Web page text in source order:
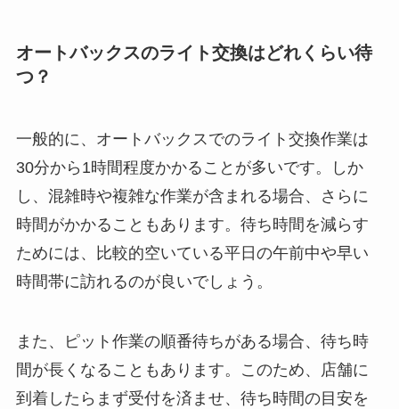
オートバックスのライト交換はどれくらい待
つ？
一般的に、オートバックスでのライト交換作業は
30分から1時間程度かかることが多いです。しか
し、混雑時や複雑な作業が含まれる場合、さらに
時間がかかることもあります。待ち時間を減らす
ためには、比較的空いている平日の午前中や早い
時間帯に訪れるのが良いでしょう。
また、ピット作業の順番待ちがある場合、待ち時
間が長くなることもあります。このため、店舗に
到着したらまず受付を済ませ、待ち時間の目安を